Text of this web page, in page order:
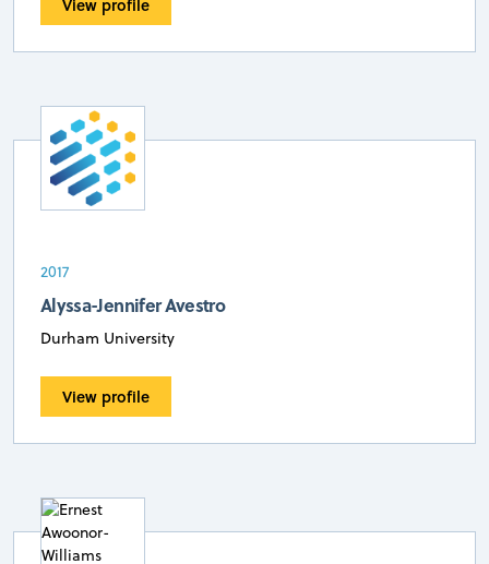
2017
Alyssa-Jennifer Avestro
Durham University
View profile